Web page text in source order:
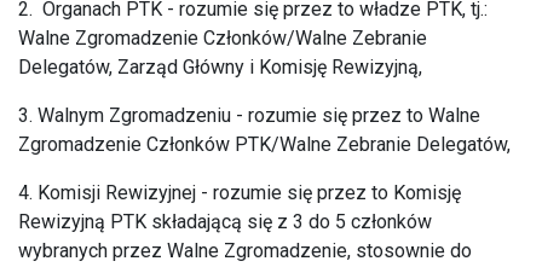
2. Organach PTK - rozumie się przez to władze PTK, tj.:
Walne Zgromadzenie Członków/Walne Zebranie
Delegatów, Zarząd Główny i Komisję Rewizyjną,
3. Walnym Zgromadzeniu - rozumie się przez to Walne
Zgromadzenie Członków PTK/Walne Zebranie Delegatów,
4. Komisji Rewizyjnej - rozumie się przez to Komisję
Rewizyjną PTK składającą się z 3 do 5 członków
wybranych przez Walne Zgromadzenie, stosownie do